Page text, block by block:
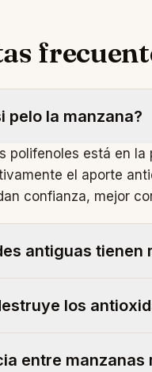
pelo la manzana?
polifenoles está en
el aporte
confianza, mejor
antiguas tienen
(Reineta,
Gala). La
fenólico.
los
total se
entre